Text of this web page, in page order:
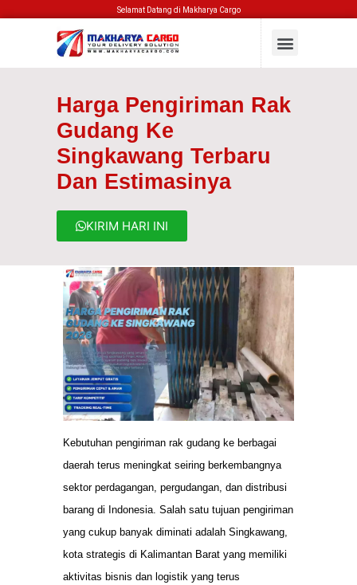
Selamat Datang di Makharya Cargo
Harga Pengiriman Rak
Gudang Ke
Singkawang Terbaru
Dan Estimasinya
KIRIM HARI INI
Kebutuhan pengiriman rak gudang ke berbagai
daerah terus meningkat seiring berkembangnya
sektor perdagangan, pergudangan, dan distribusi
barang di Indonesia. Salah satu tujuan pengiriman
yang cukup banyak diminati adalah Singkawang,
kota strategis di Kalimantan Barat yang memiliki
aktivitas bisnis dan logistik yang terus